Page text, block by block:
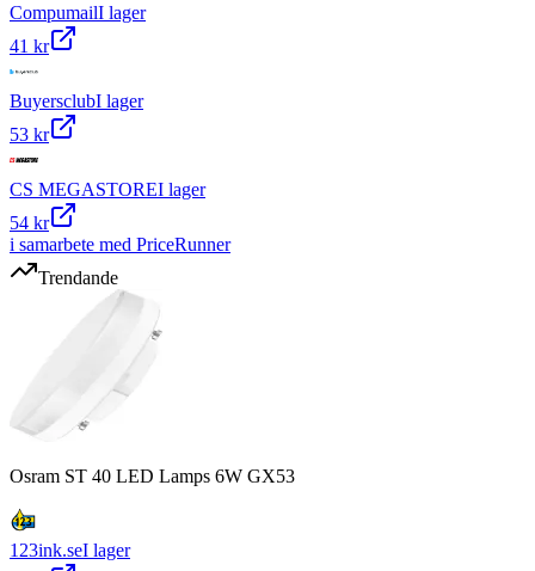
CompumailI lager
41 kr
BuyersclubI lager
53 kr
CS MEGASTOREI lager
54 kr
i samarbete med PriceRunner
Trendande
Osram ST 40 LED Lamps 6W GX53
123ink.seI lager